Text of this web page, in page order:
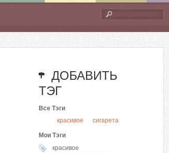
поиска
ДОБАВИТЬ
ТЭГ
Все Тэги
красивое
сигарета
Мои Тэги
красивое